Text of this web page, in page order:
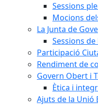
Sessions
Mocions
La Junta de
Sessions
Participació
Rendiment de
Govern Obert i
Ètica i
Ajuts de la Unió